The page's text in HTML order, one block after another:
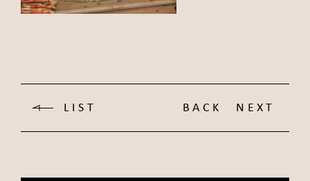
LIST BACK NEXT